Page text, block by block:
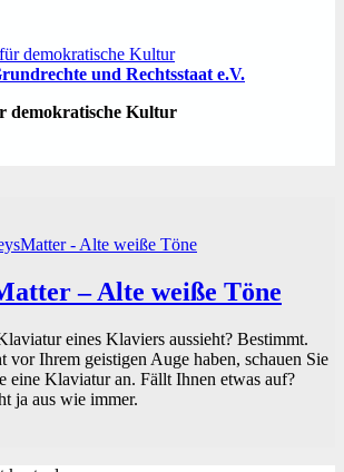
und Rechtsstaat e.V.
Kultur
– Alte weiße Töne
eines Klaviers aussieht? Bestimmt.
vor Ihrem geistigen Auge haben, schauen Sie
eine Klaviatur an. Fällt Ihnen etwas auf?
ja aus wie immer.